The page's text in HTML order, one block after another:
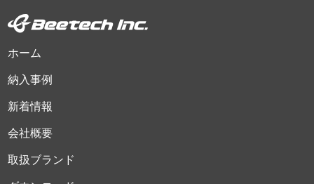
ホーム
納入事例
新着情報
会社概要
取扱ブランド